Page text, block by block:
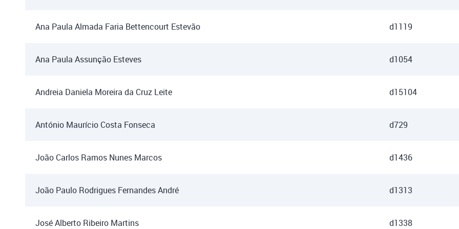
Ana Paula Almada Faria Bettencourt Estevão d1119
Ana Paula Assunção Esteves d1054
Andreia Daniela Moreira da Cruz Leite d15104
António Maurício Costa Fonseca d729
João Carlos Ramos Nunes Marcos d1436
João Paulo Rodrigues Fernandes André d1313
José Alberto Ribeiro Martins d1338